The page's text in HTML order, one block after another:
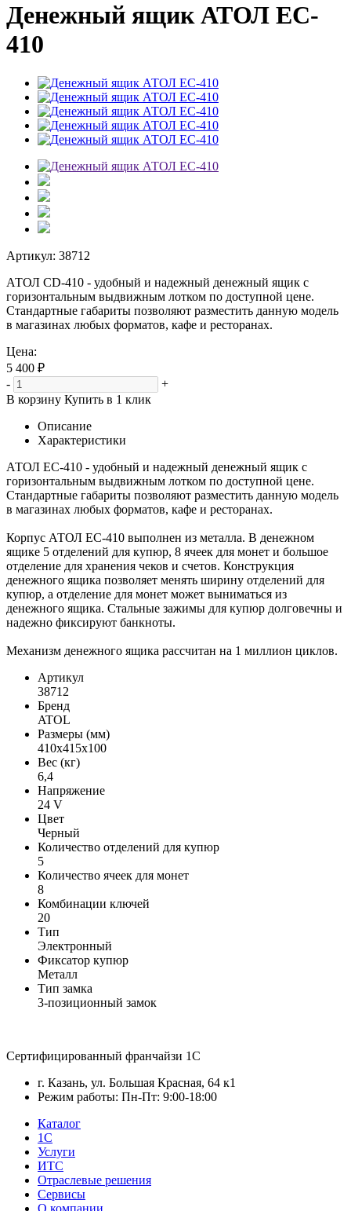
Денежный ящик АТОЛ EC-
410
Артикул: 38712
АТОЛ CD-410 - удобный и надежный денежный ящик с
горизонтальным выдвижным лотком по доступной цене.
Стандартные габариты позволяют разместить данную модель
в магазинах любых форматов, кафе и ресторанах.
Цена:
5 400 ₽
-
+
В корзину Купить в 1 клик
Описание
Характеристики
АТОЛ EC-410 - удобный и надежный денежный ящик с
горизонтальным выдвижным лотком по доступной цене.
Стандартные габариты позволяют разместить данную модель
в магазинах любых форматов, кафе и ресторанах.
Корпус АТОЛ ЕС-410 выполнен из металла. В денежном
ящике 5 отделений для купюр, 8 ячеек для монет и большое
отделение для хранения чеков и счетов. Конструкция
денежного ящика позволяет менять ширину отделений для
купюр, а отделение для монет может выниматься из
денежного ящика. Стальные зажимы для купюр долговечны и
надежно фиксируют банкноты.
Механизм денежного ящика рассчитан на 1 миллион циклов.
Артикул
38712
Бренд
ATOL
Размеры (мм)
410х415х100
Вес (кг)
6,4
Напряжение
24 V
Цвет
Черный
Количество отделений для купюр
5
Количество ячеек для монет
8
Комбинации ключей
20
Тип
Электронный
Фиксатор купюр
Металл
Тип замка
3-позиционный замок
Сертифицированный франчайзи 1С
г. Казань, ул. Большая Красная, 64 к1
Режим работы: Пн-Пт: 9:00-18:00
Каталог
1С
Услуги
ИТС
Отраслевые решения
Сервисы
О компании